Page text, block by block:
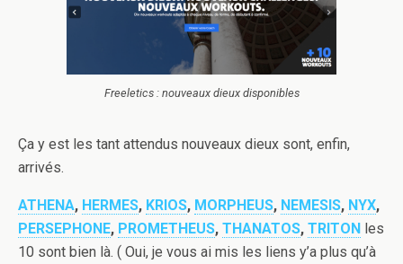
Freeletics : nouveaux dieux disponibles
Ça y est les tant attendus nouveaux dieux sont, enfin,
arrivés.
ATHENA, HERMES, KRIOS, MORPHEUS, NEMESIS, NYX,
PERSEPHONE, PROMETHEUS, THANATOS, TRITON les
10 sont bien là. ( Oui, je vous ai mis les liens y’a plus qu’à